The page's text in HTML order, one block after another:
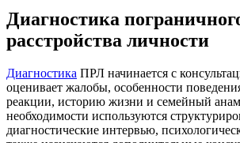
Диагностика
расстройства личности
Диагностика ПРЛ начинается с
оценивает жалобы, особенности
реакции, историю жизни и семейный
необходимости используются
диагностические интервью,